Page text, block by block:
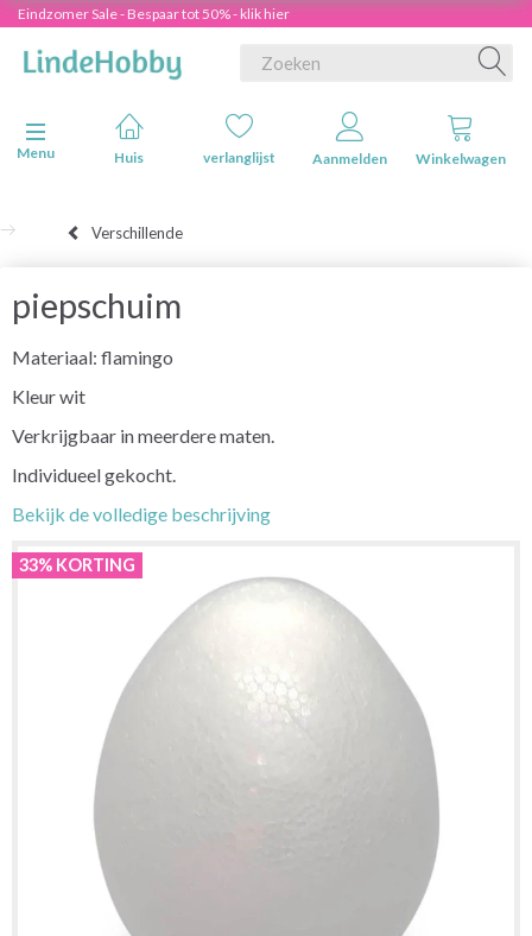
Eindzomer Sale - Bespaar tot 50% - klik hier
Navigatie in-/uitschakelen
Menu
Huis verlanglijst Aanmelden Winkelwagen
Verschillende
piepschuim
Materiaal: flamingo
Kleur wit
Verkrijgbaar in meerdere maten.
Individueel gekocht.
Bekijk de volledige beschrijving
33% KORTING